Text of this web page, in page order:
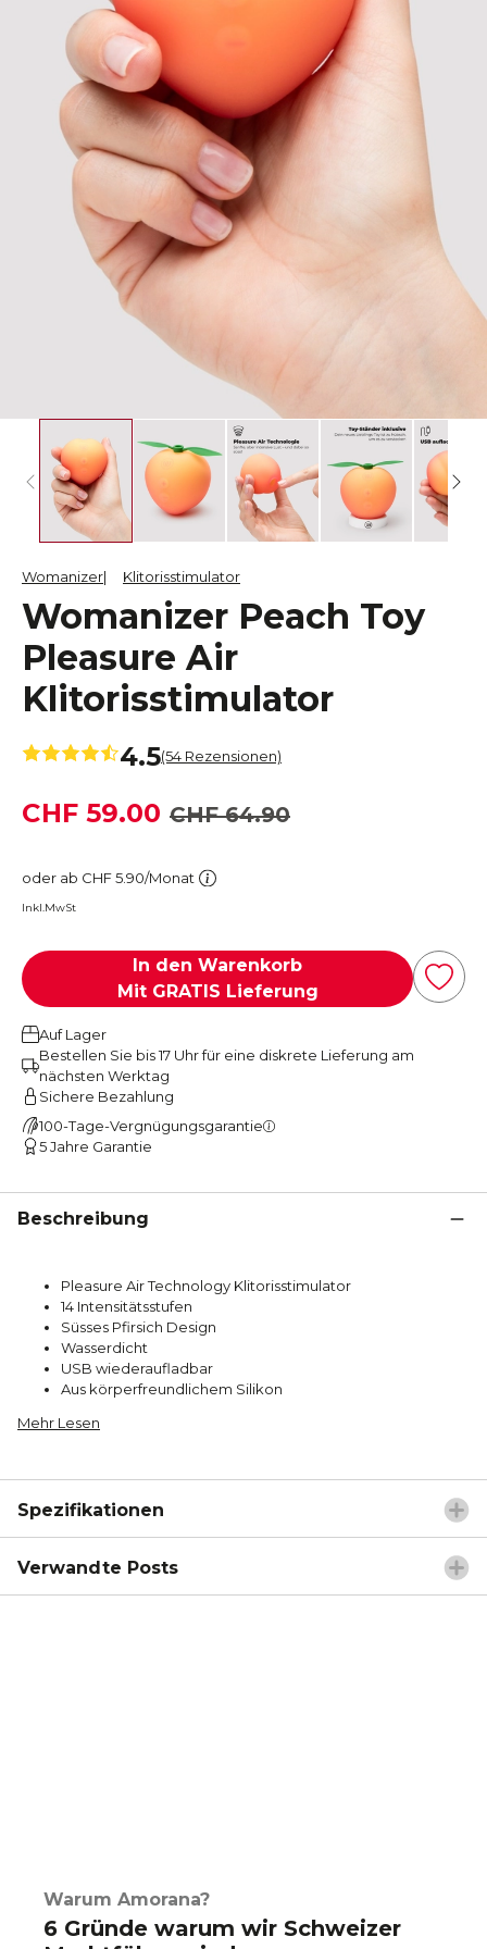
Womanizer Klitorisstimulator
Womanizer Peach Toy
Pleasure Air
Klitorisstimulator
4.5(54 Rezensionen)
CHF 64.90
CHF 59.00
oder ab CHF 5.90/Monat
Inkl.MwSt
In den Warenkorb
Mit GRATIS Lieferung
Auf Lager
Bestellen Sie bis 17 Uhr für eine diskrete Lieferung am
nächsten Werktag
Sichere Bezahlung
100-Tage-Vergnügungsgarantie
5 Jahre Garantie
Beschreibung
Pleasure Air Technology Klitorisstimulator
14 Intensitätsstufen
Süsses Pfirsich Design
Wasserdicht
USB wiederaufladbar
Aus körperfreundlichem Silikon
Mehr Lesen
Spezifikationen
Verwandte Posts
Warum Amorana?
6 Gründe warum wir Schweizer